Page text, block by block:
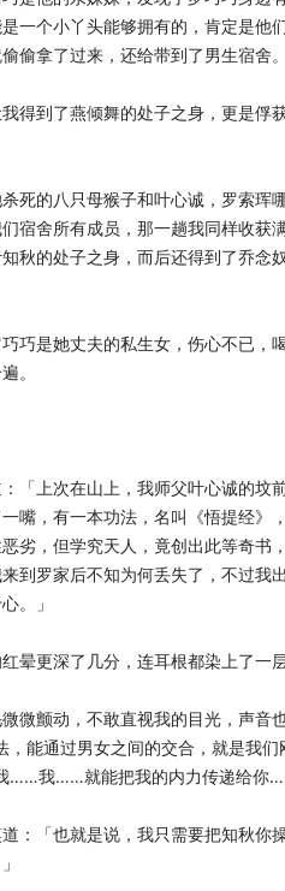
一个小丫头能够拥有的，肯定是他
偷拿了过来，还给带到了男生宿舍。
到了燕倾舞的处子之身，更是俘
的八只母猴子和叶心诚，罗索珲
宿舍所有成员，那一趟我同样收获
秋的处子之身，而后还得到了乔念
是她丈夫的私生女，伤心不已，
。
上次在山上，我师父叶心诚的坟
嘴，有一本功法，名叫《悟提经》
劣，但学究天人，竟创出此等奇书
到罗家后不知为何丢失了，不过我
。」
更深了几分，连耳根都染上了一层
颤动，不敢直视我的目光，声音也
能通过男女之间的交合，就是我们
我……就能把我的内力传递给你
「也就是说，我只需要把知秋你